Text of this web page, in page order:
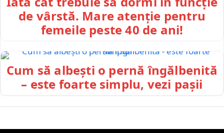
de vârstă. Mare atenție pentru
femeile peste 40 de ani!
Cum să albești o pernă îngălbenită
– este foarte simplu, vezi pașii